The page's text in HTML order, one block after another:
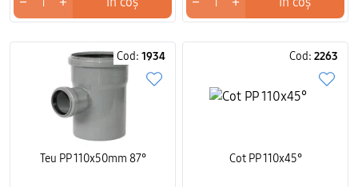
Cod: 1934
Teu PP 110x50mm 87°
Cod: 2263
Cot PP 110x45°